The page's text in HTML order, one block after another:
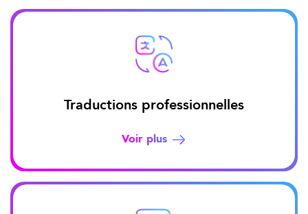
Traductions professionnelles
Voir plus